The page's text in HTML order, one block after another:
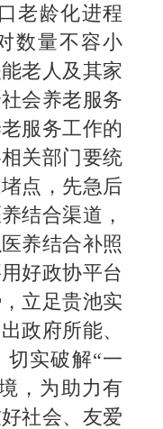
老龄化进程
数量不容小
老人及其家
会养老服务
服务工作的
关部门要统
点，先急后
结合渠道，
养结合补照
好政协平台
立足贵池实
政府所能、
切实破解“一
，为助力有
社会、友爱